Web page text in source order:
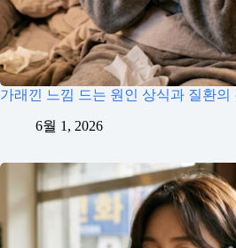
가래낀 느낌 드는 원인 상식과 질환의
6월 1, 2026